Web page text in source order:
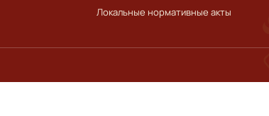
Локальные нормативные акты